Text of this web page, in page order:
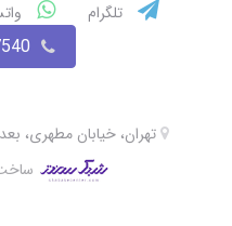
تلگرام
تهران، خیابان مطهری، بعد از